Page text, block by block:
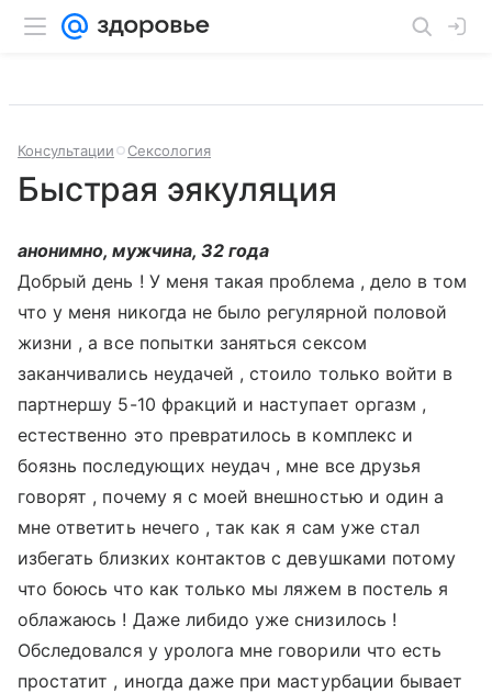
Консультации Сексология
Быстрая эякуляция
анонимно, мужчина, 32 года
Добрый день ! У меня такая проблема , дело в том
что у меня никогда не было регулярной половой
жизни , а все попытки заняться сексом
заканчивались неудачей , стоило только войти в
партнершу 5-10 фракций и наступает оргазм ,
естественно это превратилось в комплекс и
боязнь последующих неудач , мне все друзья
говорят , почему я с моей внешностью и один а
мне ответить нечего , так как я сам уже стал
избегать близких контактов с девушками потому
что боюсь что как только мы ляжем в постель я
облажаюсь ! Даже либидо уже снизилось !
Обследовался у уролога мне говорили что есть
простатит , иногда даже при мастурбации бывает